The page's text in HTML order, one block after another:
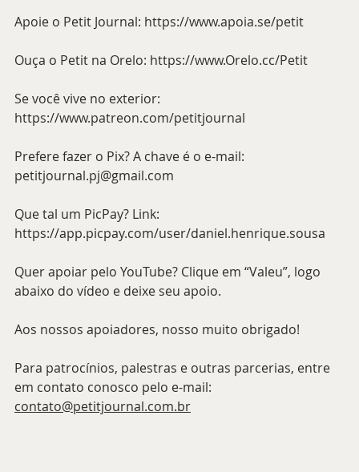
Apoie o Petit Journal: https://www.apoia.se/petit
Ouça o Petit na Orelo: https://www.Orelo.cc/Petit
Se você vive no exterior:
https://www.patreon.com/petitjournal
Prefere fazer o Pix? A chave é o e-mail:
petitjournal.pj@gmail.com
Que tal um PicPay? Link:
https://app.picpay.com/user/daniel.henrique.sousa
Quer apoiar pelo YouTube? Clique em “Valeu”, logo
abaixo do vídeo e deixe seu apoio.
Aos nossos apoiadores, nosso muito obrigado!
Para patrocínios, palestras e outras parcerias, entre
em contato conosco pelo e-mail:
contato@petitjournal.com.br